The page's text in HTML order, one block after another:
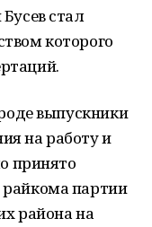
стал
которого
выпускники
на работу и
принято
партии
района на